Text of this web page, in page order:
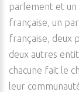
parlement et un
française, un
française, deux
deux autres
chacune fait le
leur